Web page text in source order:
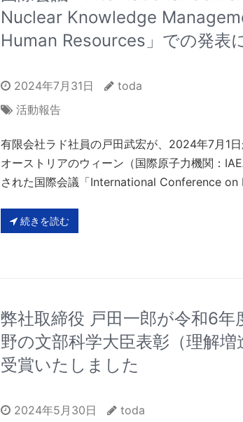
Nuclear Knowledge
Human Resources」での発表
2024年7月31日
toda
活動報告
有限会社ラド社員の戸田武宏が、2024年7月1
オーストリアのウィーン（国際原子力機関：
された国際会議「International Conference
続きを読む
弊社取締役 戸田一郎が令和6年
野の文部科学大臣表彰（理解増
受賞いたしました
2024年5月30日
toda